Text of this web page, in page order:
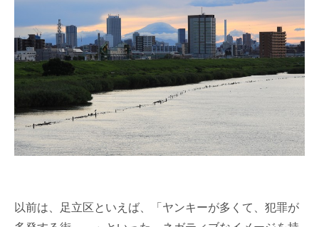
以前は、足立区といえば、「ヤンキーが多くて、犯罪が